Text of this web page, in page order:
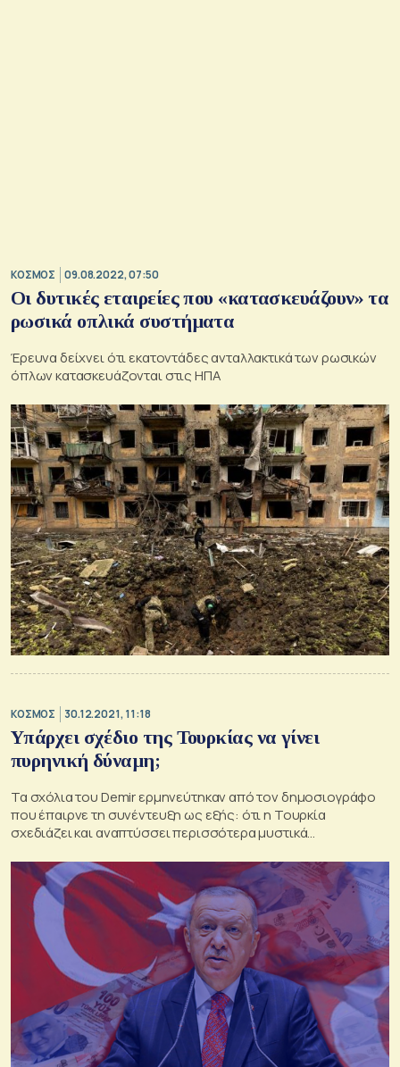
ΚΟΣΜΟΣ 09.08.2022, 07:50
Οι δυτικές εταιρείες που «κατασκευάζουν» τα
ρωσικά οπλικά συστήματα
Έρευνα δείχνει ότι εκατοντάδες ανταλλακτικά των ρωσικών
όπλων κατασκευάζονται στις ΗΠΑ
ΚΟΣΜΟΣ 30.12.2021, 11:18
Υπάρχει σχέδιο της Τουρκίας να γίνει
πυρηνική δύναμη;
Τα σχόλια του Demir ερμηνεύτηκαν από τον δημοσιογράφο
που έπαιρνε τη συνέντευξη ως εξής: ότι η Τουρκία
σχεδιάζει και αναπτύσσει περισσότερα μυστικά
δημόσια, ένα σχόλιο που ο τούρκος αξιωματούχος δεν
διέψευσε